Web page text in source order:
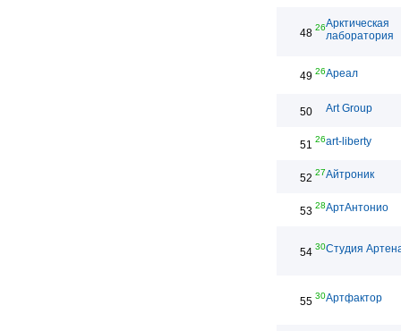
48 26Арктическая
лаборатория
49 26Ареал
50 Art Group
51 26art-liberty
52 27Айтроник
53 28АртАнтонио
54 30Студия
55 30Артфактор